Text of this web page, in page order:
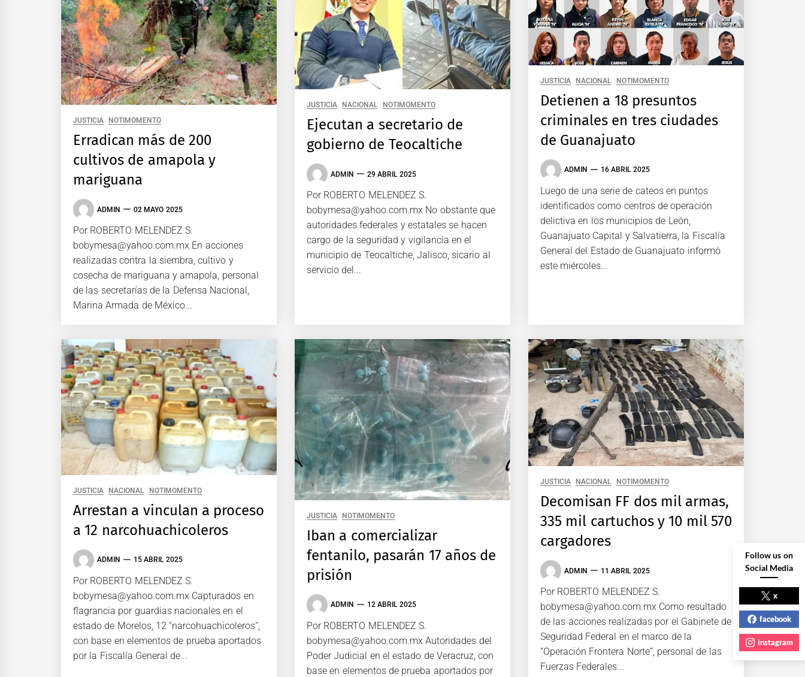
JUSTICIA NOTIMOMENTO
Erradican más de 200
cultivos de amapola y
mariguana
ADMIN 02 MAYO 2025
Por ROBERTO MELENDEZ S.
bobymesa@yahoo.com.mx En acciones
realizadas contra la siembra, cultivo y
cosecha de mariguana y amapola, personal
de las secretarías de la Defensa Nacional,
Marina Armada de México...
JUSTICIA NACIONAL NOTIMOMENTO
Ejecutan a secretario de
gobierno de Teocaltiche
ADMIN 29 ABRIL 2025
Por ROBERTO MELENDEZ S.
bobymesa@yahoo.com.mx No obstante que
autoridades federales y estatales se hacen
cargo de la seguridad y vigilancia en el
municipio de Teocaltiche, Jalisco, sicario al
servicio del...
JUSTICIA NACIONAL NOTIMOMENTO
Detienen a 18 presuntos
criminales en tres ciudades
de Guanajuato
ADMIN 16 ABRIL 2025
Luego de una serie de cateos en puntos
identificados como centros de operación
delictiva en los municipios de León,
Guanajuato Capital y Salvatierra, la Fiscalía
General del Estado de Guanajuato informó
este miércoles...
JUSTICIA NACIONAL NOTIMOMENTO
Arrestan a vinculan a proceso
a 12 narcohuachicoleros
ADMIN 15 ABRIL 2025
Por ROBERTO MELENDEZ S.
bobymesa@yahoo.com.mx Capturados en
flagrancia por guardias nacionales en el
estado de Morelos, 12 “narcohuachicoleros”,
con base en elementos de prueba aportados
por la Fiscalía General de...
JUSTICIA NOTIMOMENTO
Iban a comercializar
fentanilo, pasarán 17 años de
prisión
ADMIN 12 ABRIL 2025
Por ROBERTO MELENDEZ S.
bobymesa@yahoo.com.mx Autoridades del
Poder Judicial en el estado de Veracruz, con
base en elementos de prueba aportados por
JUSTICIA NACIONAL NOTIMOMENTO
Decomisan FF dos mil armas,
335 mil cartuchos y 10 mil 570
cargadores
ADMIN 11 ABRIL 2025
Por ROBERTO MELENDEZ S.
bobymesa@yahoo.com.mx Como resultado
de las acciones realizadas por el Gabinete de
Seguridad Federal en el marco de la
“Operación Frontera Norte”, personal de las
Fuerzas Federales...
Follow us on
Social Media
x
facebook
instagram